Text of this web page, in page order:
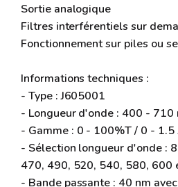
Sortie analogique
Filtres interférentiels sur
Fonctionnement sur piles ou
Informations techniques :
- Type : J605001
- Longueur d'onde : 400 - 710
- Gamme : 0 - 100%T / 0 -
- Sélection longueur d'onde :
470, 490, 520, 540, 580, 600
- Bande passante : 40 nm